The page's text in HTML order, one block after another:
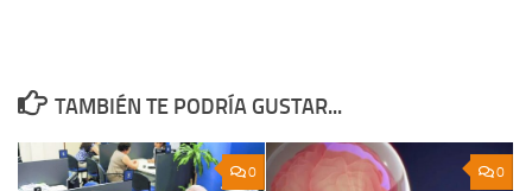
TAMBIÉN TE PODRÍA GUSTAR...
0 0